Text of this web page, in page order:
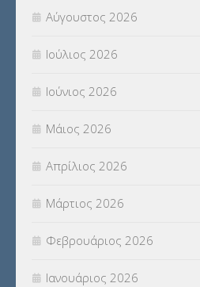
Αύγουστος 2026
Ιούλιος 2026
Ιούνιος 2026
Μάιος 2026
Απρίλιος 2026
Μάρτιος 2026
Φεβρουάριος 2026
Ιανουάριος 2026